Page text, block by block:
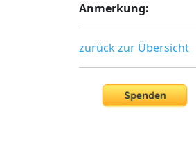
Anmerkung:
zurück zur Übersicht